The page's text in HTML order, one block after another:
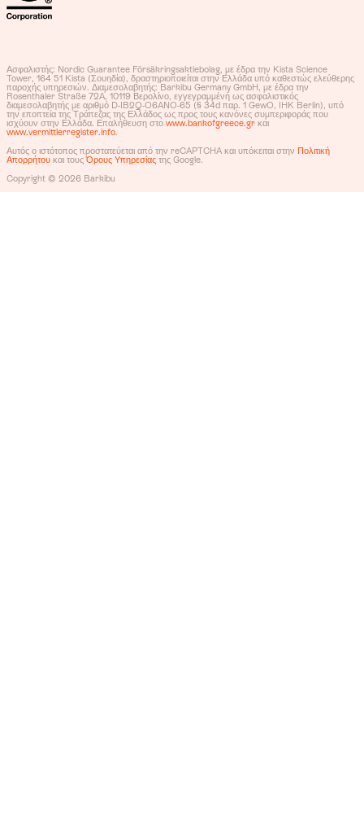
Ασφαλιστής: Nordic Guarantee Försäkringsaktiebolag, με έδρα την Kista Science
Tower, 164 51 Kista (Σουηδία), δραστηριοποιείται στην Ελλάδα υπό καθεστώς ελεύθερης
παροχής υπηρεσιών. Διαμεσολαβητής: Barkibu Germany GmbH, με έδρα την
Rosenthaler Straße 72A, 10119 Βερολίνο, εγγεγραμμένη ως ασφαλιστικός
διαμεσολαβητής με αριθμό D-IB2Q-O6ANO-65 (§ 34d παρ. 1 GewO, IHK Berlin), υπό
την εποπτεία της Τράπεζας της Ελλάδος ως προς τους κανόνες συμπεριφοράς που
ισχύουν στην Ελλάδα. Επαλήθευση στο www.bankofgreece.gr και
www.vermittlerregister.info.
Αυτός ο ιστότοπος προστατεύεται από την reCAPTCHA και υπόκειται στην Πολιτική
Απορρήτου και τουςΌρους Υπηρεσίας της Google.
Copyright © 2026 Barkibu